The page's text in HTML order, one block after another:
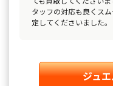
タッフの対応も良くス
定してくださいました。
ジュ